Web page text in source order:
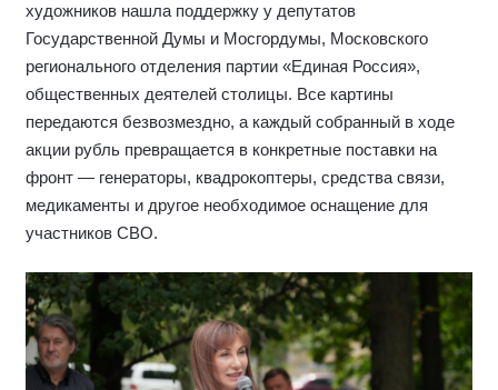
художников нашла поддержку у депутатов
Государственной Думы и Мосгордумы, Московского
регионального отделения партии «Единая Россия»,
общественных деятелей столицы. Все картины
передаются безвозмездно, а каждый собранный в ходе
акции рубль превращается в конкретные поставки на
фронт — генераторы, квадрокоптеры, средства связи,
медикаменты и другое необходимое оснащение для
участников СВО.